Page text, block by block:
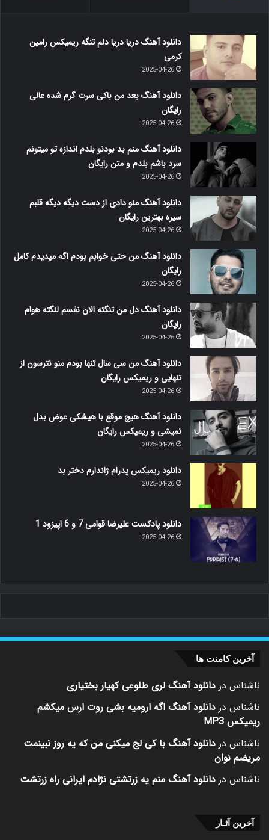
دانلود آهنگ دریا دریا دلم تنگه ریمیکس رامین
کرمی
2025-04-26
دانلود آهنگ بعد من باکی سرت گرم شده عالی
رایگان
2025-04-26
دانلود آهنگ منم بد بودنو بلدم اندازه تو میتونم
سرد باشم بلدم و متن رایگان
2025-04-26
دانلود آهنگ منو دادی از دست دیگه دیگه قلبم
سیره بهترین رایگان
2025-04-26
دانلود آهنگ من حتی خوابم بودم اگه میدیدم کامل
رایگان
2025-04-26
دانلود آهنگ دل من تنگته الان نفسم لنگته هوام
رایگان
2025-04-26
دانلود آهنگ من سی سال تنها بودم منو نترسون از
تنهایی و ریمیکس رایگان
2025-04-26
دانلود آهنگ هیچ موقع با هیشکی عوض بدل
نمیشی و ریمیکس رایگان
2025-04-26
دانلود ریمیکس پدرام ژاندارم دختر بد
2025-04-26
دانلود پادکست علیرضا قوامی 7 و 6 اپیزود 1
2025-04-26
آخرین کامنت ها
ناشناس در دانلود آهنگ لری طلوعی کهیار بختیاری
ناشناس در دانلود آهنگ اگه ارومیه بشی روت ارس میکشم
ریمیکس MP3
ناشناس در دانلود آهنگ با کی لج میکنی من که یه روز نبینمت
مریضم نوان
ناشناس در دانلود آهنگ منم یه زرتشتی نژادم ایرانی راه زرتشت
آخرین آثـار